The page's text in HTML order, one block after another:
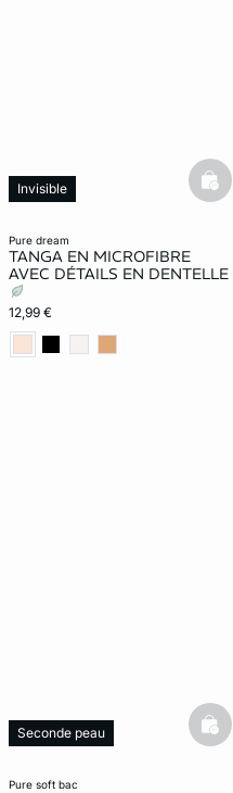
pure dream
TANGA EN MICROFIBRE
AVEC DÉTAILS EN DENTELLE
12,99 €
Invisible
pure soft bac
Seconde peau